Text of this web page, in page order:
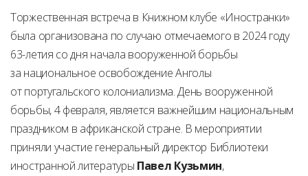
Торжественная встреча в Книжном клубе «Иностранки»
была организована по случаю отмечаемого в 2024 году
63-летия со дня начала вооруженной борьбы
за национальное освобождение Анголы
от португальского колониализма. День вооруженной
борьбы, 4 февраля, является важнейшим национальным
праздником в африканской стране. В мероприятии
приняли участие генеральный директор Библиотеки
иностранной литературы Павел Кузьмин,